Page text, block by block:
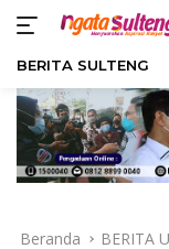
Langsung
konten
BERITA SULTENG
Beranda BERITA